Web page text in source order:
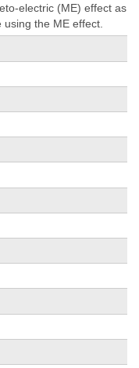
electric (ME) effect as
the ME effect.